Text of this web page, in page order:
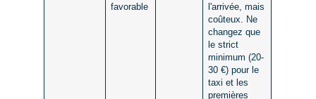
favorable
l'arrivée, mais
coûteux. Ne
changez que
le strict
minimum (20-
30 €) pour le
taxi et les
premières